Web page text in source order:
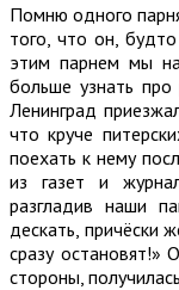
Помню одного
того, что он,
этим парнем мы
больше узнать
Ленинград
что круче
поехать к нему
из газет и
разгладив наши
дескать, причёски
сразу остановят!»
стороны,